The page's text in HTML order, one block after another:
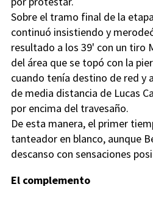
Sobre el tramo final de la
continuó insistiendo y
resultado a los 39' con un tiro
del área que se topó con la
cuando tenía destino de red y
de media distancia de Lucas
por encima del travesaño.
De esta manera, el primer
tanteador en blanco, aunque
descanso con sensaciones
El complemento